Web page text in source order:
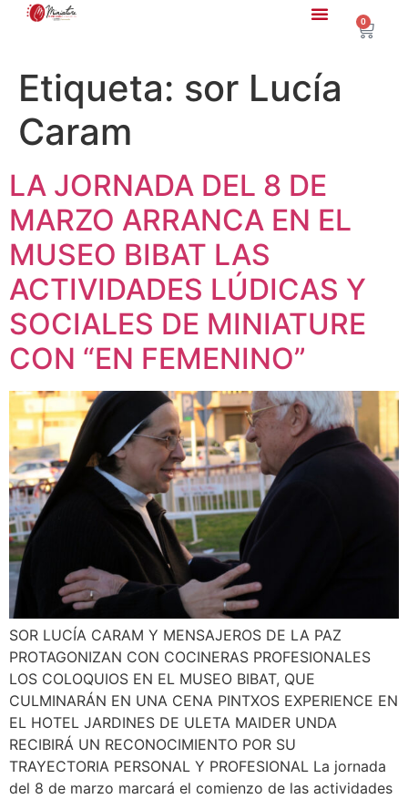
0
Etiqueta: sor Lucía
Caram
LA JORNADA DEL 8 DE
MARZO ARRANCA EN EL
MUSEO BIBAT LAS
ACTIVIDADES LÚDICAS Y
SOCIALES DE MINIATURE
CON “EN FEMENINO”
SOR LUCÍA CARAM Y MENSAJEROS DE LA PAZ
PROTAGONIZAN CON COCINERAS PROFESIONALES
LOS COLOQUIOS EN EL MUSEO BIBAT, QUE
CULMINARÁN EN UNA CENA PINTXOS EXPERIENCE EN
EL HOTEL JARDINES DE ULETA MAIDER UNDA
RECIBIRÁ UN RECONOCIMIENTO POR SU
TRAYECTORIA PERSONAL Y PROFESIONAL La jornada
del 8 de marzo marcará el comienzo de las actividades